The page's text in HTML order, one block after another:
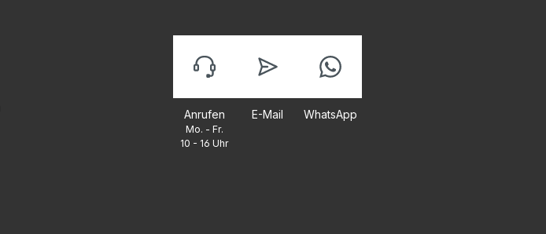
Anrufen
Mo. - Fr.
10 - 16 Uhr
E-Mail WhatsApp